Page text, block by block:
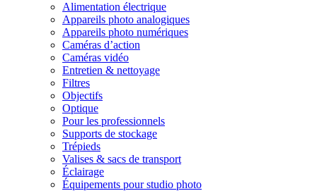
Alimentation électrique
Appareils photo analogiques
Appareils photo numériques
Caméras d’action
Caméras vidéo
Entretien & nettoyage
Filtres
Objectifs
Optique
Pour les professionnels
Supports de stockage
Trépieds
Valises & sacs de transport
Éclairage
Équipements pour studio photo